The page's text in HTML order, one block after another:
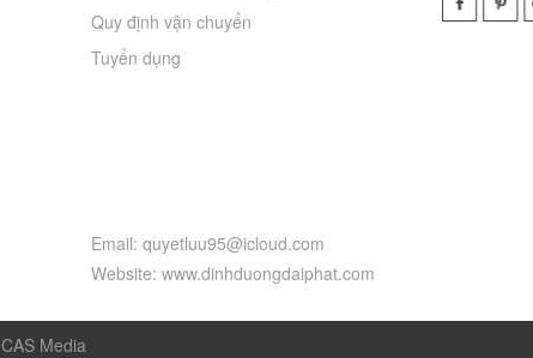
Quy định vận chuyển
Tuyển dụng
Email: quyetluu95@icloud.com
Website: www.dinhduongdaiphat.com
CAS Media